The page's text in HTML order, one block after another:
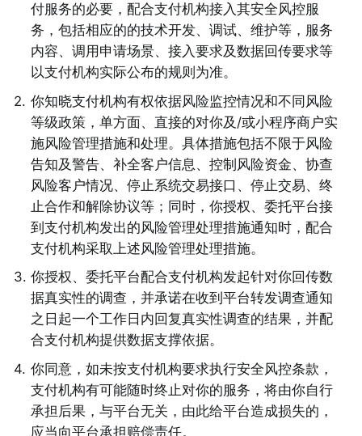
付服务的必要，配合支付机构接入其安全风控服
务，包括相应的的技术开发、调试、维护等，服务
内容、调用申请场景、接入要求及数据回传要求等
以支付机构实际公布的规则为准。
2. 你知晓支付机构有权依据风险监控情况和不同风险
等级政策，单方面、直接的对你及/或小程序商户实
施风险管理措施和处理。具体措施包括不限于风险
告知及警告、补全客户信息、控制风险资金、协查
风险客户情况、停止系统交易接口、停止交易、终
止合作和解除协议等；同时，你授权、委托平台接
到支付机构发出的风险管理处理措施通知时，配合
支付机构采取上述风险管理处理措施。
3. 你授权、委托平台配合支付机构发起针对你回传数
据真实性的调查，并承诺在收到平台转发调查通知
之日起一个工作日内回复真实性调查的结果，并配
合支付机构提供数据支撑依据。
4. 你同意，如未按支付机构要求执行安全风控条款，
支付机构有可能随时终止对你的服务，将由你自行
承担后果，与平台无关，由此给平台造成损失的，
应当向平台承担赔偿责任。